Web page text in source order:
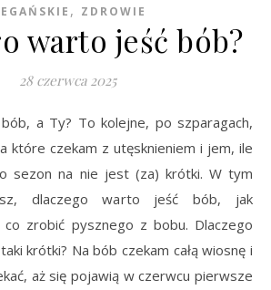
, ZDROWIE
warto jeść bób?
28 czerwca 2025
a Ty? To kolejne, po szparagach,
które czekam z utęsknieniem i jem, ile
sezon na nie jest (za) krótki. W tym
dlaczego warto jeść bób, jak
zrobić pysznego z bobu. Dlaczego
krótki? Na bób czekam całą wiosnę i
aż się pojawią w czerwcu pierwsze